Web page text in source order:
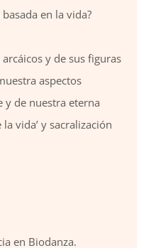
en la vida?
y de sus figuras
aspectos
y de nuestra eterna
vida’ y sacralización
en Biodanza.